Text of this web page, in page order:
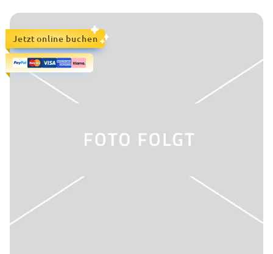
Jetzt online buchen